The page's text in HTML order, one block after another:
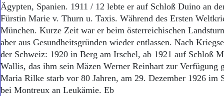
Ägypten, Spanien. 1911 / 12 lebte er auf Schloß Duino an
Fürstin Marie v. Thurn u. Taxis. Während des Ersten
München. Kurze Zeit war er beim österreichischen
aber aus Gesundheitsgründen wieder entlassen. Nach
der Schweiz: 1920 in Berg am Irschel, ab 1921 auf Schloß
Wallis, das ihm sein Mäzen Werner Reinhart zur Verfügung
Maria Rilke starb vor 80 Jahren, am 29. Dezember 1926 im
bei Montreux an Leukämie. Eb